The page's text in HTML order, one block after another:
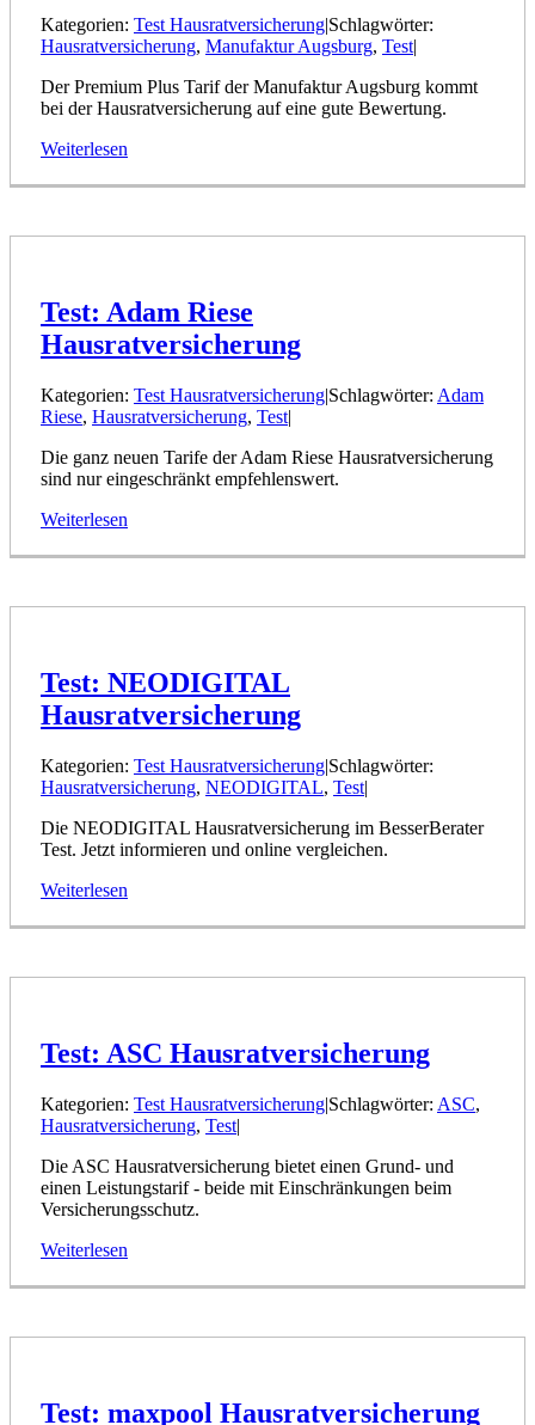
Kategorien: Test Hausratversicherung|Schlagwörter:
Hausratversicherung, Manufaktur Augsburg, Test|
Der Premium Plus Tarif der Manufaktur Augsburg kommt
bei der Hausratversicherung auf eine gute Bewertung.
Weiterlesen
Test: Adam Riese
Hausratversicherung
Kategorien: Test Hausratversicherung|Schlagwörter: Adam
Riese, Hausratversicherung, Test|
Die ganz neuen Tarife der Adam Riese Hausratversicherung
sind nur eingeschränkt empfehlenswert.
Weiterlesen
Test: NEODIGITAL
Hausratversicherung
Kategorien: Test Hausratversicherung|Schlagwörter:
Hausratversicherung, NEODIGITAL, Test|
Die NEODIGITAL Hausratversicherung im BesserBerater
Test. Jetzt informieren und online vergleichen.
Weiterlesen
Test: ASC Hausratversicherung
Kategorien: Test Hausratversicherung|Schlagwörter: ASC,
Hausratversicherung, Test|
Die ASC Hausratversicherung bietet einen Grund- und
einen Leistungstarif - beide mit Einschränkungen beim
Versicherungsschutz.
Weiterlesen
Test: maxpool Hausratversicherung